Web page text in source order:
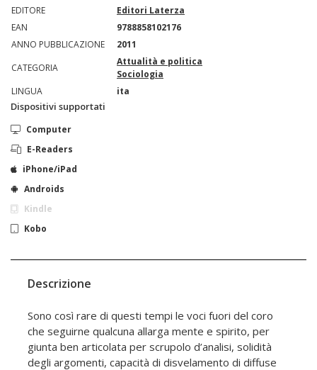
EDITORE
Editori Laterza
EAN
9788858102176
ANNO PUBBLICAZIONE
2011
CATEGORIA
Attualità e politica
Sociologia
LINGUA
ita
Dispositivi supportati
Computer
E-Readers
iPhone/iPad
Androids
Kindle
Kobo
Descrizione
Sono così rare di questi tempi le voci fuori del coro
che seguirne qualcuna allarga mente e spirito, per
giunta ben articolata per scrupolo d’analisi, solidità
degli argomenti, capacità di disvelamento di diffuse